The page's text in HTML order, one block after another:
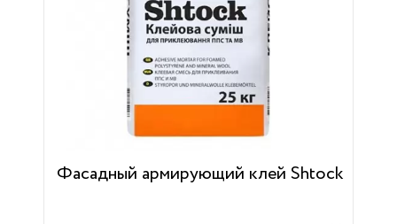
Фасадный армирующий клей Shtock